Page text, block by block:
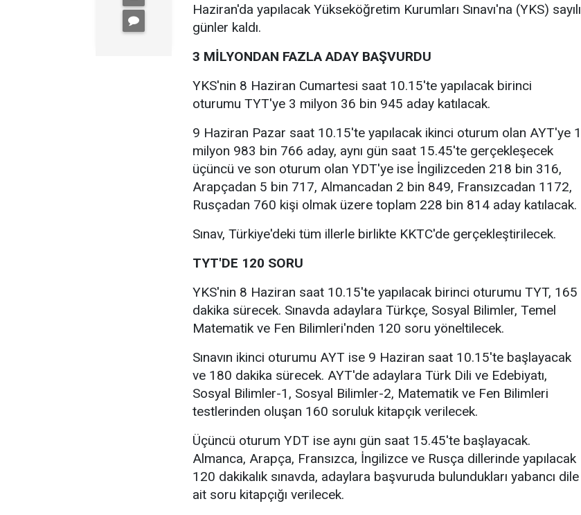
Haziran'da yapılacak Yükseköğretim Kurumları Sınavı'na (YKS) sayılı
günler kaldı.
3 MİLYONDAN FAZLA ADAY BAŞVURDU
YKS'nin 8 Haziran Cumartesi saat 10.15'te yapılacak birinci
oturumu TYT'ye 3 milyon 36 bin 945 aday katılacak.
9 Haziran Pazar saat 10.15'te yapılacak ikinci oturum olan AYT'ye 1
milyon 983 bin 766 aday, aynı gün saat 15.45'te gerçekleşecek
üçüncü ve son oturum olan YDT'ye ise İngilizceden 218 bin 316,
Arapçadan 5 bin 717, Almancadan 2 bin 849, Fransızcadan 1172,
Rusçadan 760 kişi olmak üzere toplam 228 bin 814 aday katılacak.
Sınav, Türkiye'deki tüm illerle birlikte KKTC'de gerçekleştirilecek.
TYT'DE 120 SORU
YKS'nin 8 Haziran saat 10.15'te yapılacak birinci oturumu TYT, 165
dakika sürecek. Sınavda adaylara Türkçe, Sosyal Bilimler, Temel
Matematik ve Fen Bilimleri'nden 120 soru yöneltilecek.
Sınavın ikinci oturumu AYT ise 9 Haziran saat 10.15'te başlayacak
ve 180 dakika sürecek. AYT'de adaylara Türk Dili ve Edebiyatı,
Sosyal Bilimler-1, Sosyal Bilimler-2, Matematik ve Fen Bilimleri
testlerinden oluşan 160 soruluk kitapçık verilecek.
Üçüncü oturum YDT ise aynı gün saat 15.45'te başlayacak.
Almanca, Arapça, Fransızca, İngilizce ve Rusça dillerinde yapılacak
120 dakikalık sınavda, adaylara başvuruda bulundukları yabancı dile
ait soru kitapçığı verilecek.